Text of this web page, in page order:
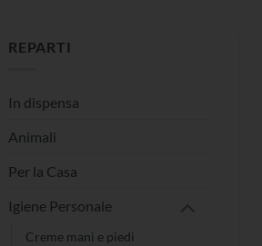
REPARTI
In dispensa
Animali
Per la Casa
Igiene Personale
Creme mani e piedi